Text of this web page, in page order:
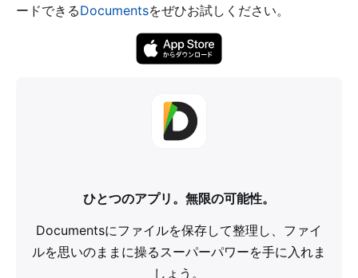
ードできるDocumentsをぜひお試しください。
ひとつのアプリ。無限の可能性。
Documentsにファイルを保存して整理し、ファイ
ルを思いのままに操るスーパーパワーを手に入れま
しょう。